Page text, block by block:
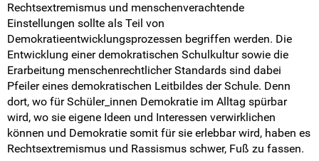
Rechtsextremismus und menschenverachtende
Einstellungen sollte als Teil von
Demokratieentwicklungsprozessen begriffen werden. Die
Entwicklung einer demokratischen Schulkultur sowie die
Erarbeitung menschenrechtlicher Standards sind dabei
Pfeiler eines demokratischen Leitbildes der Schule. Denn
dort, wo für Schüler_innen Demokratie im Alltag spürbar
wird, wo sie eigene Ideen und Interessen verwirklichen
können und Demokratie somit für sie erlebbar wird, haben es
Rechtsextremismus und Rassismus schwer, Fuß zu fassen.